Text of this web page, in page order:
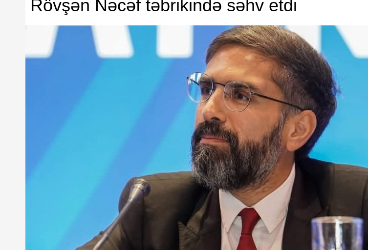
Rövşən Nəcəf təbrikində səhv etdi